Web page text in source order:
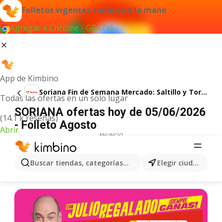
Folletos vigentes siempre a la mano
Agregar a Chrome - GRATIS
App de Kimbino
Todas las ofertas en un solo lugar
(14.1 k reseñas)
Abrir
Buscar tiendas, categorías, productos... Elegir ciudad
Soriana Fin de Semana Mercado: Saltillo y Torreón
SORIANA ofertas hoy de 05/06/2026
- Folleto Agosto
ANUNCIO